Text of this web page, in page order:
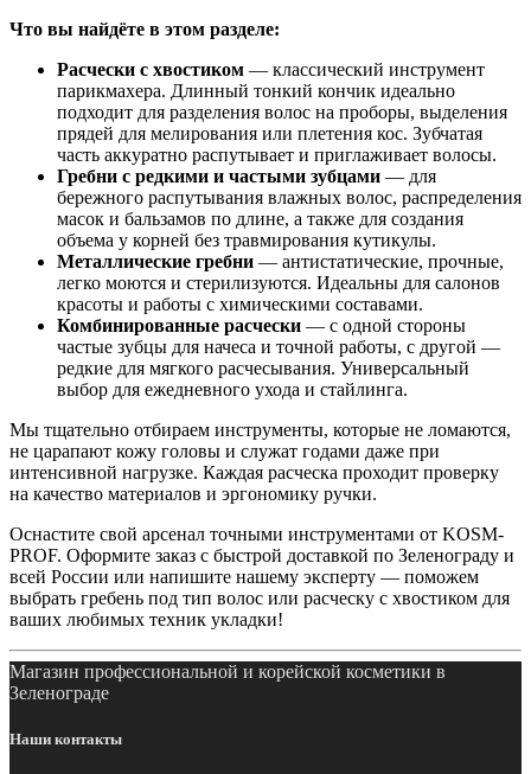
Что вы найдёте в этом разделе:
Расчески с хвостиком — классический инструмент
парикмахера. Длинный тонкий кончик идеально
подходит для разделения волос на проборы, выделения
прядей для мелирования или плетения кос. Зубчатая
часть аккуратно распутывает и приглаживает волосы.
Гребни с редкими и частыми зубцами — для
бережного распутывания влажных волос, распределения
масок и бальзамов по длине, а также для создания
объема у корней без травмирования кутикулы.
Металлические гребни — антистатические, прочные,
легко моются и стерилизуются. Идеальны для салонов
красоты и работы с химическими составами.
Комбинированные расчески — с одной стороны
частые зубцы для начеса и точной работы, с другой —
редкие для мягкого расчесывания. Универсальный
выбор для ежедневного ухода и стайлинга.
Мы тщательно отбираем инструменты, которые не ломаются,
не царапают кожу головы и служат годами даже при
интенсивной нагрузке. Каждая расческа проходит проверку
на качество материалов и эргономику ручки.
Оснастите свой арсенал точными инструментами от KOSM-
PROF. Оформите заказ с быстрой доставкой по Зеленограду и
всей России или напишите нашему эксперту — поможем
выбрать гребень под тип волос или расческу с хвостиком для
ваших любимых техник укладки!
Магазин профессиональной и корейской косметики в
Зеленограде
Наши контакты